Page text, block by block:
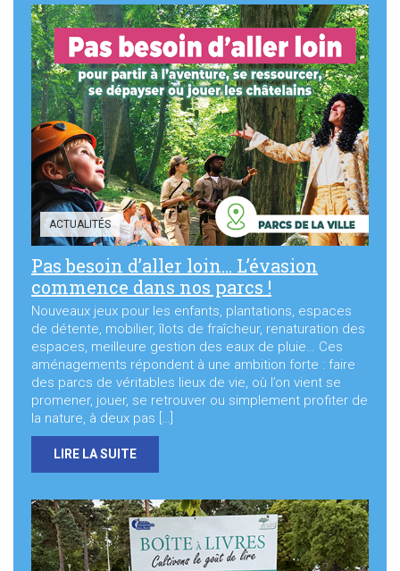
ACTUALITÉS
Pas besoin d’aller loin… L’évasion
commence dans nos parcs !
Nouveaux jeux pour les enfants, plantations, espaces
de détente, mobilier, îlots de fraîcheur, renaturation des
espaces, meilleure gestion des eaux de pluie… Ces
aménagements répondent à une ambition forte : faire
des parcs de véritables lieux de vie, où l’on vient se
promener, jouer, se retrouver ou simplement profiter de
la nature, à deux pas […]
LIRE LA SUITE